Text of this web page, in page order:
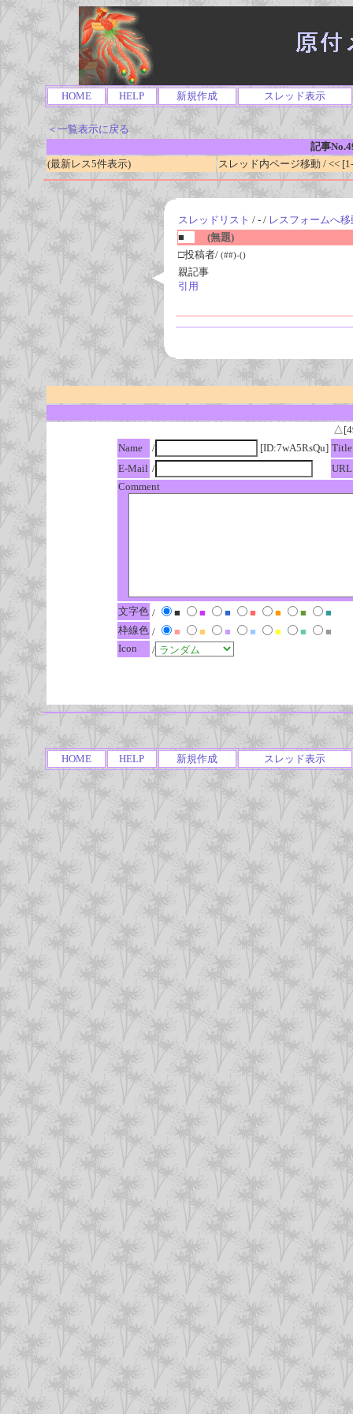
HOME HELP 新規作成 スレッド表示
＜一覧表示に戻る
記事
(最新レス5件表示)
スレッド内ページ移動 / <<
スレッドリスト / - / レスフォームへ移
■
(無題)
□投稿者/ (##)-()
親記事
引用
Name
/ [ID:7wA5RsQu] Title
E-Mail /
URL
Comment
文字色 / ■ ■ ■ ■ ■ ■
■
枠線色 / ■ ■ ■ ■ ■ ■
■
Icon
/
HOME HELP 新規作成 スレッド表示